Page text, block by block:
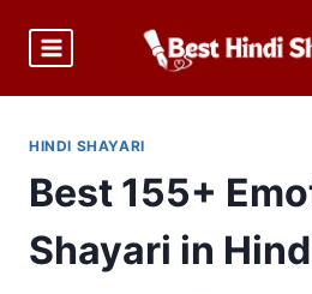
HINDI SHAYARI
Best 155+
Shayari in